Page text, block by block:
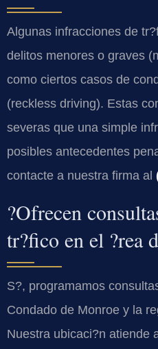
Algunas infracciones de
delitos menores o graves
como ciertos casos de
(reckless driving). Estas
severas que una simple
posibles antecedentes
contacte a nuestra firma al
?Ofrecen
tr?fico en el ?rea
S?, programamos
Condado de Monroe y la
Nuestra ubicaci?n atiende